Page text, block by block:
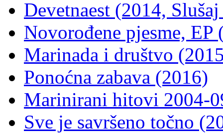
Devetnaest (2014,
Novorođene pjesme,
Marinada i društvo
Ponoćna zabava (2016)
Marinirani hitovi 2004-
Sve je savršeno točno